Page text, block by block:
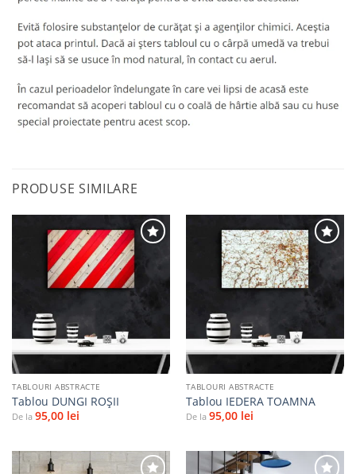
PRODUSE SIMILARE
Adaugă
la
favorite
TABLOURI ABSTRACTE
Tablou DUNGI ROŞII
De la 95,00 lei
Adaugă
la
favorite
TABLOURI ABSTRACTE
Tablou IEDERA TOAMNA
De la 95,00 lei